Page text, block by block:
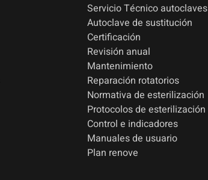
Servicio Técnico autoclaves
Autoclave de sustitución
Certificación
Revisión anual
Mantenimiento
Reparación rotatorios
Normativa de esterilización
Protocolos de esterilización
Control e indicadores
Manuales de usuario
Plan renove